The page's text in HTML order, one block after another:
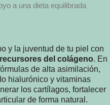
a una dieta equilibrada
y la juventud de tu piel con
del colágeno. En
de alta asimilación,
hialurónico y vitaminas
los cartílagos, fortalecer
de forma natural.